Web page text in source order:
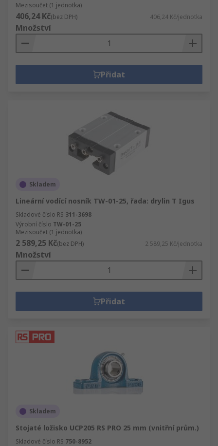
Mezisoučet (1 jednotka)
406,24 Kč(bez DPH) 406,24 Kč/jednotka
Množství
Přidat
Skladem
Lineární vodící nosník TW-01-25, řada: drylin T Igus
Skladové číslo RS 311-3698
Výrobní číslo TW-01-25
Mezisoučet (1 jednotka)
2 589,25 Kč(bez DPH) 2 589,25 Kč/jednotka
Množství
Přidat
Skladem
Stojaté ložisko UCP205 RS PRO 25 mm (vnitřní prům.)
Skladové číslo RS 750-8952